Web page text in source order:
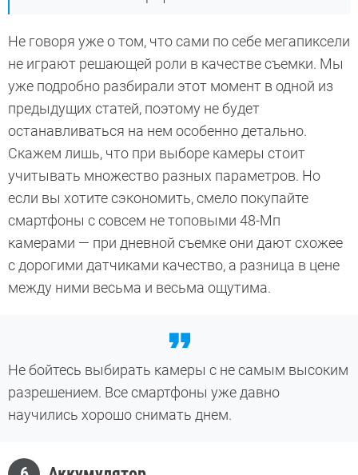
Не говоря уже о том, что сами по себе мегапиксели
не играют решающей роли в качестве съемки. Мы
уже подробно разбирали этот момент в одной из
предыдущих статей, поэтому не будет
останавливаться на нем особенно детально.
Скажем лишь, что при выборе камеры стоит
учитывать множество разных параметров. Но
если вы хотите сэкономить, смело покупайте
смартфоны с совсем не топовыми 48-Мп
камерами — при дневной съемке они дают схожее
с дорогими датчиками качество, а разница в цене
между ними весьма и весьма ощутима.
Не бойтесь выбирать камеры с не самым высоким
разрешением. Все смартфоны уже давно
научились хорошо снимать днем.